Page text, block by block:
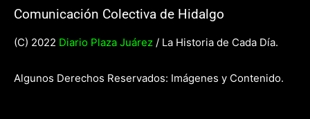
Comunicación Colectiva de Hidalgo
(C) 2022 Diario Plaza Juárez / La Historia de Cada Día.
Algunos Derechos Reservados: Imágenes y Contenido.